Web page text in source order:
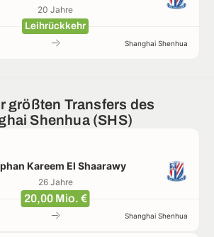
20 Jahre
Leihrückkehr
Shanghai Shenhua
größten Transfers des
Shenhua (SHS)
Kareem El Shaarawy
26 Jahre
20,00 Mio. €
Shanghai Shenhua